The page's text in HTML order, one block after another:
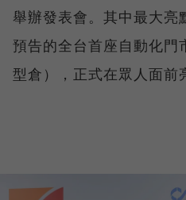
舉辦發表會。其中最大亮
預告的全台首座自動化門
型倉），正式在眾人面前